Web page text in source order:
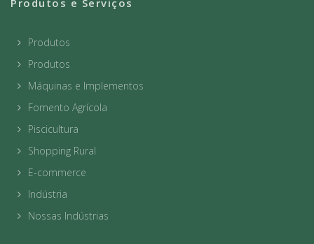
Produtos
Produtos
Máquinas e Implementos
Fomento Agrícola
Piscicultura
Shopping Rural
E-commerce
Indústria
Nossas Indústrias